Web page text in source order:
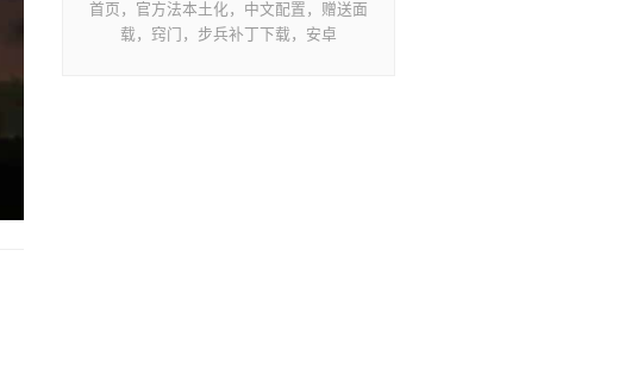
首页，官方法本土化，中文配置，赠送面
载，窍门，步兵补丁下载，安卓